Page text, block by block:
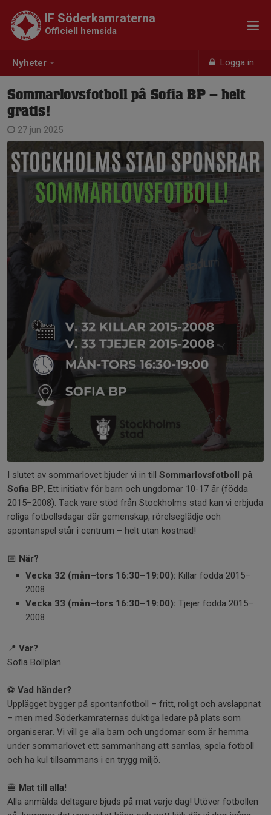
Nyheter Logga in
IF Söderkamraterna
Officiell hemsida
Sommarlovsfotboll på Sofia BP – helt
gratis!
27 jun 2025
I slutet av sommarlovet bjuder vi in till Sommarlovsfotboll på
Sofia BP, Ett initiativ för barn och ungdomar 10-17 år (födda
2015–2008). Tack vare stöd från Stockholms stad kan vi erbjuda
roliga fotbollsdagar där gemenskap, rörelseglädje och
spontanspel står i centrum – helt utan kostnad!
📅 När?
Vecka 32 (mån–tors 16:30–19:00): Killar födda 2015–
2008
Vecka 33 (mån–tors 16:30–19:00): Tjejer födda 2015–
2008
📍 Var?
Sofia Bollplan
⚽ Vad händer?
Upplägget bygger på spontanfotboll – fritt, roligt och avslappnat
– men med Söderkamraternas duktiga ledare på plats som
organiserar. Vi vill ge alla barn och ungdomar som är hemma
under sommarlovet ett sammanhang att samlas, spela fotboll
och ha kul tillsammans i en trygg miljö.
🍔 Mat till alla!
Alla anmälda deltagare bjuds på mat varje dag! Utöver fotbollen